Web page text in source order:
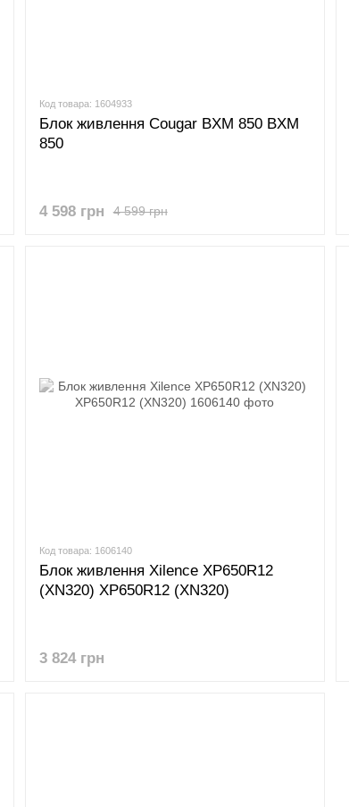
Код товара: 1604933
Блок живлення Cougar BXM 850 BXM
850
4 599 грн
4 598 грн
Код товара: 1606140
Блок живлення Xilence XP650R12
(XN320) XP650R12 (XN320)
3 824 грн